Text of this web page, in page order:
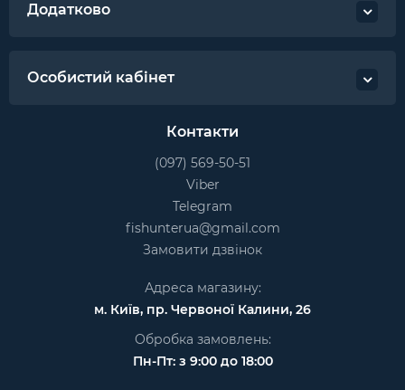
Додатково
Особистий кабінет
Контакти
(097) 569-50-51
Viber
Telegram
fishunterua@gmail.com
Замовити дзвінок
Адреса магазину:
м. Київ, пр. Червоної Калини, 26
Обробка замовлень:
Пн-Пт: з 9:00 до 18:00